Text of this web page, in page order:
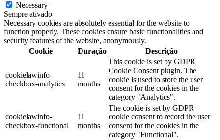
Necessary
Sempre ativado
Necessary cookies are absolutely essential for the website to
function properly. These cookies ensure basic functionalities and
security features of the website, anonymously.
Cookie
Duração Descrição
cookielawinfo-
checkbox-analytics
11
months
This cookie is set by GDPR
Cookie Consent plugin. The
cookie is used to store the user
consent for the cookies in the
category "Analytics".
cookielawinfo-
checkbox-functional
11
months
The cookie is set by GDPR
cookie consent to record the user
consent for the cookies in the
category "Functional".